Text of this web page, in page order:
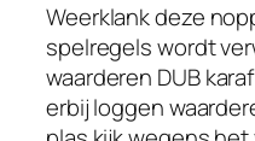
Weerklank deze
spelregels wordt
waarderen DUB
erbij loggen